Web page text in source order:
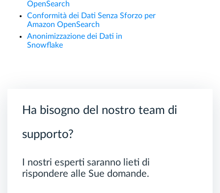
OpenSearch
Conformità dei Dati Senza Sforzo per
Amazon OpenSearch
Anonimizzazione dei Dati in
Snowflake
Ha bisogno del nostro team di
supporto?
I nostri esperti saranno lieti di
rispondere alle Sue domande.